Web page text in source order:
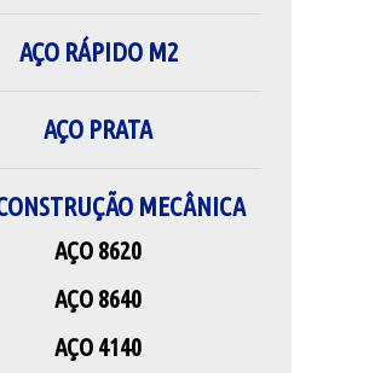
AÇO RÁPIDO M2
AÇO PRATA
MECÂNICA
AÇO 8620
AÇO 8640
AÇO 4140